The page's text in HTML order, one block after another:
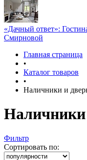
«Дачный ответ»:
Смирновой
Главная страница
•
Каталог товаров
•
Наличники и
Наличники
Фильтр
Сортировать по: